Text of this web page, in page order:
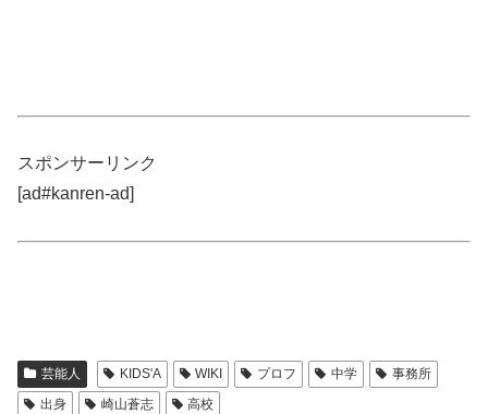
スポンサーリンク
[ad#kanren-ad]
芸能人 KIDS'A WIKI プロフ 中学
事務所
出身
崎山蒼志 高校